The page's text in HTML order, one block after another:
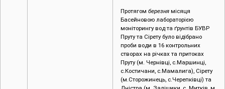
Протягом березня місяця
Басейновою лабораторією
моніторингу вод та ґрунтів БУВР
Пруту та Сірету було відібрано
проби води в 16 контрольних
створах на річках та притоках
Пруту (м. Чернівці, c.Маршинці,
с.Костичани, с.Мамалига), Сірету
(м.Сторожинець, с.Черепківці) та